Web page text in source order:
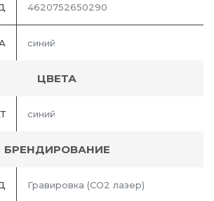
4620752650290
синий
ЦВЕТА
синий
БРЕНДИРОВАНИЕ
Гравировка (CO2 лазер)